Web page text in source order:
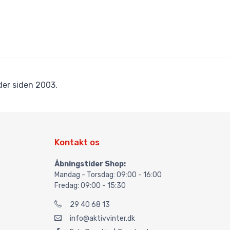
siden 2003.
Kontakt os
Åbningstider Shop:
Mandag - Torsdag: 09:00 - 16:00
Fredag: 09:00 - 15:30
29 40 68 13
info@aktivvinter.dk